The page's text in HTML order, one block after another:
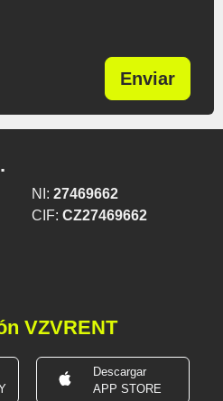
Enviar
NI: 27469662
CIF: CZ27469662
VZVRENT
Descargar
APP STORE